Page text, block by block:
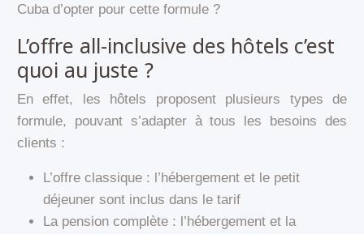
Cuba d’opter pour cette formule ?
L’offre all-inclusive des hôtels c’est
quoi au juste ?
En effet, les hôtels proposent plusieurs types de
formule, pouvant s’adapter à tous les besoins des
clients :
L’offre classique : l’hébergement et le petit
déjeuner sont inclus dans le tarif
La pension complète : l’hébergement et la